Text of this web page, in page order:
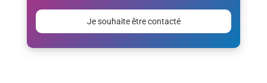
laisser
champ
vide.